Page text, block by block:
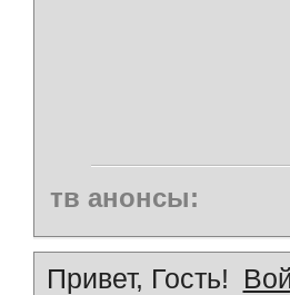
тв анонсы:
Привет, Гость!